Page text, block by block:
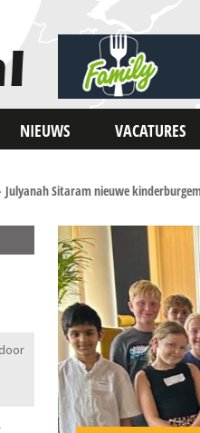
NIEUWS VACATURES
Julyanah Sitaram nieuwe